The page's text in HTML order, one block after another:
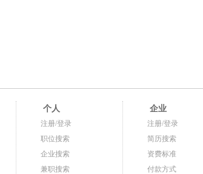
个人
注册/登录
职位搜索
企业搜索
兼职搜索
企业
注册/登录
简历搜索
资费标准
付款方式